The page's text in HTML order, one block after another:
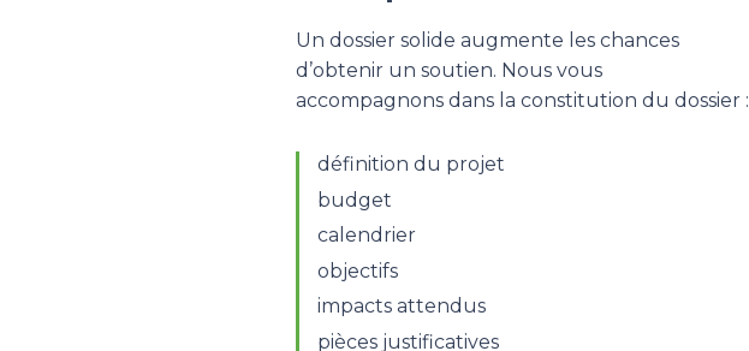
Un dossier solide augmente les chances
d’obtenir un soutien. Nous vous
accompagnons dans la constitution du dossier :
définition du projet
budget
calendrier
objectifs
impacts attendus
pièces justificatives